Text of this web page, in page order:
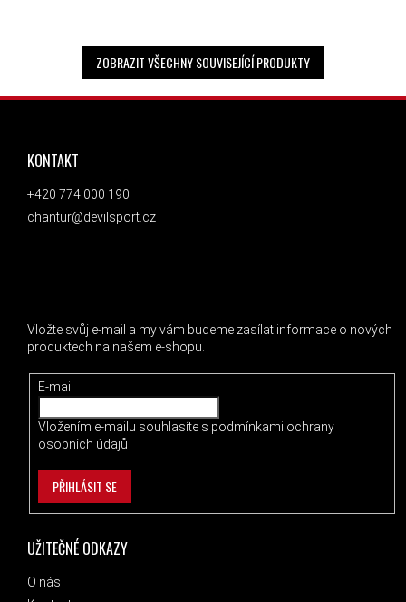
ZOBRAZIT VŠECHNY SOUVISEJÍCÍ PRODUKTY
ZÁPATÍ
UŽITEČNÉ ODKAZY
O nás
KONTAKT
+420 774 000 190
chantur@devilsport.cz
Vložte svůj e-mail a my vám budeme zasílat informace o nových
produktech na našem e-shopu.
E-mail
Vložením e-mailu souhlasíte s podmínkami ochrany
osobních údajů
PŘIHLÁSIT SE